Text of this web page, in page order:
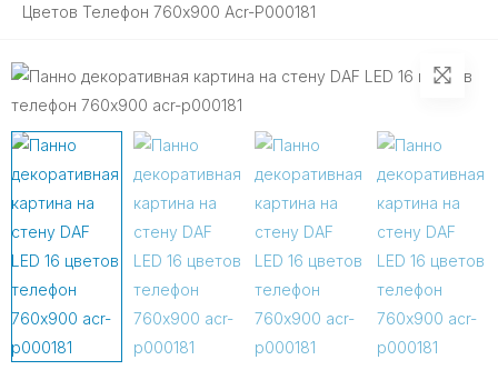
Цветов Телефон 760х900 Acr-P000181